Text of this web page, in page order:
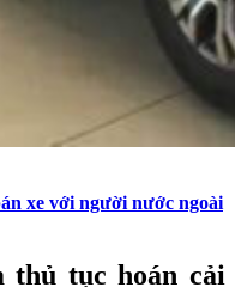
xe với người nước ngoài
thủ tục hoán cải